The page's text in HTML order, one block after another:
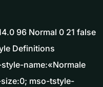
96 Normal 0 21 false
Definitions
name:«Normale
mso-tstyle-